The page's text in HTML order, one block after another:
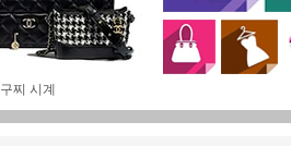
구찌 시계